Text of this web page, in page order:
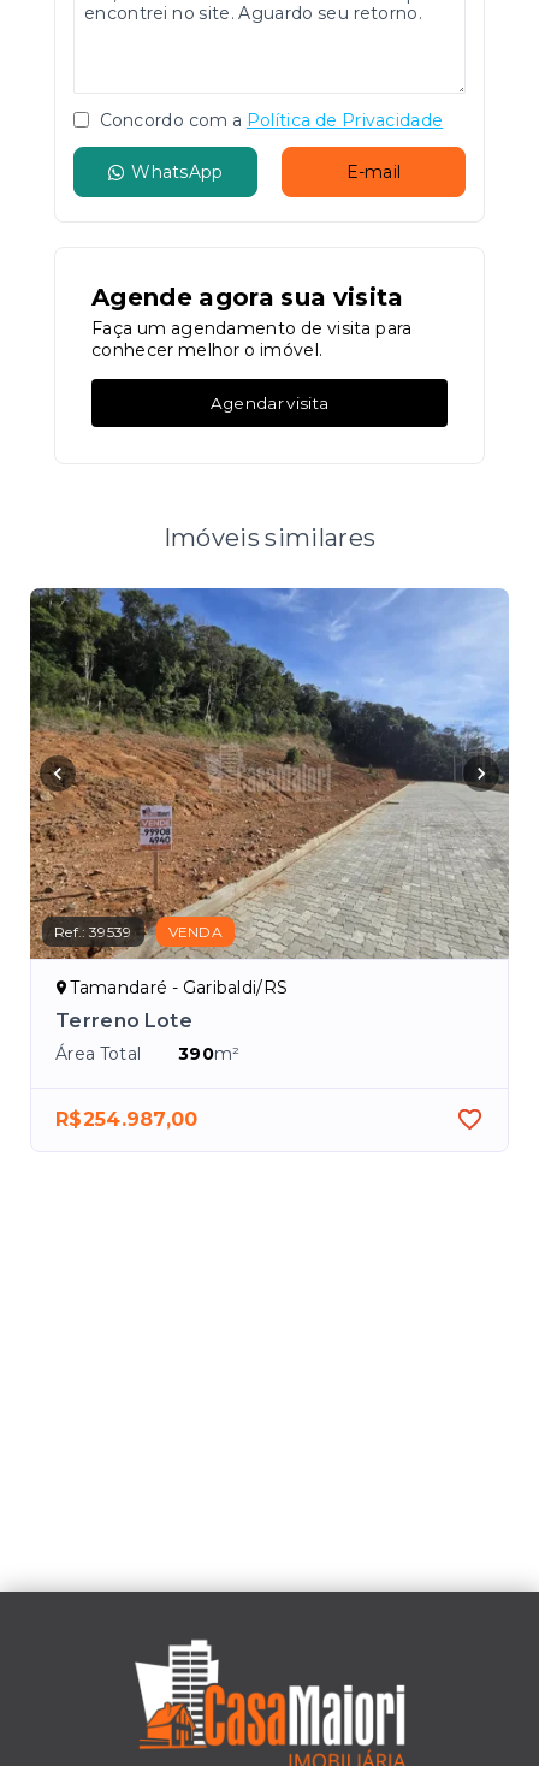
Concordo com a Política de Privacidade
WhatsApp E-mail
Agende agora sua visita
Faça um agendamento de visita para
conhecer melhor o imóvel.
Agendar visita
Imóveis similares
Ref.:39539 VENDA
Tamandaré - Garibaldi/RS
Terreno Lote
Área Total 390m²
R$254.987,00